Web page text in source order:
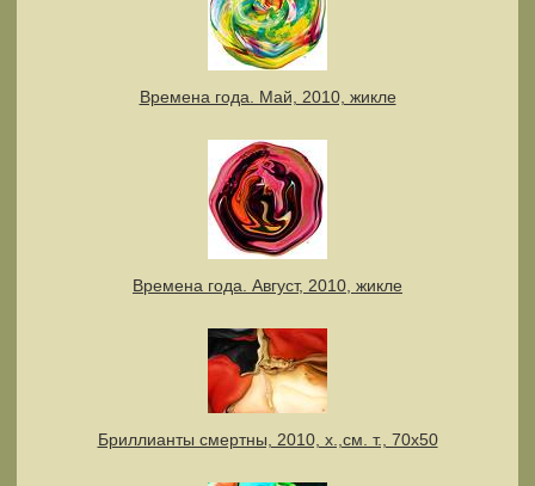
Времена года. Май, 2010, жикле
Времена года. Август, 2010, жикле
Бриллианты смертны, 2010, х.,см. т., 70х50